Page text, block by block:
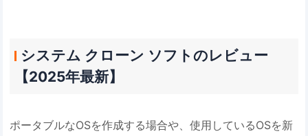
システム クローン ソフトのレビュー
【2025年最新】
ポータブルなOSを作成する場合や、使用しているOSを新